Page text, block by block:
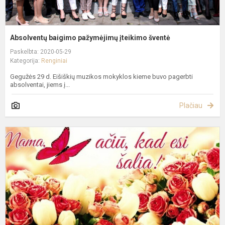
Absolventų baigimo pažymėjimų įteikimo šventė
Paskelbta: 2020-05-29
Kategorija: Renginiai
Gegužės 29 d. Eišiškių muzikos mokyklos kieme buvo pagerbti
absolventai, jiems į...
Plačiau